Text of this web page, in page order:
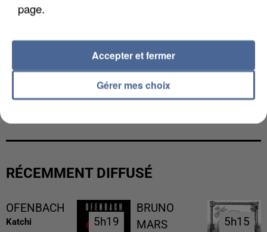
L’UN DES FONDATEURS SUPPOSÉS DE LA DZ
RÉCEMMENT DIFFUSÉ
OFENBACH
Katchi 5h19
5h19
BRUNO
MARS
5h15
5h15
page.
Gérer mes choix
Accepter et fermer